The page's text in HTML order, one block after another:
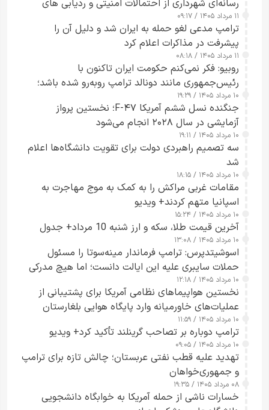
رسانه‌ای شهرداری از احتمالات امنیتی و ردیابی های
جاسوسی گفت
۱۱ مرداد ۱۴۰۵ / ۰۹:۱۷
ترامپ مدعی لغو حمله به ایران شد و دلیل آن را
پیشرفت در مذاکرات اعلام کرد
۱۱ مرداد ۱۴۰۵ / ۰۸:۱۸
روبیو: فکر نمی‌کنم حکومت ایران تاکنون با
رئیس‌جمهوری مانند دونالد ترامپ روبه‌رو شده باشد؛
کسی که واقعاً دست به اقدام می‌زند
۱۰ مرداد ۱۴۰۵ / ۱۹:۲۹
جنگنده نسل ششم آمریکا F-۴۷؛ نخستین پرواز
آزمایشی در سال ۲۰۲۸ انجام می‌شود
۱۰ مرداد ۱۴۰۵ / ۱۹:۱۱
سه تصمیم راهبردی دولت برای تقویت دانشگاه‌ها اعلام
شد
۱۰ مرداد ۱۴۰۵ / ۱۸:۱۵
مقامات غربی مراکش را به کمک به موج مهاجرت به
اسپانیا متهم کردند+ ویدیو
۱۰ مرداد ۱۴۰۵ / ۱۵:۲۴
آخرین قیمت طلا، سکه و ارز شنبه 10 مرداد+ جدول
۱۰ مرداد ۱۴۰۵ / ۱۳:۰۸
اسوشیتدپرس: ترامپ فرماندار مینه‌سوتا را مسئول
حملات سایبری علیه این ایالت دانست؛ اما هیچ مدرکی
ارائه نکرد
۱۰ مرداد ۱۴۰۵ / ۱۲:۱۸
نخستین هواپیماهای نظامی آمریکا برای پشتیبانی از
عملیات‌های خاورمیانه وارد پایگاه هوایی بلغارستان
شدند
۱۰ مرداد ۱۴۰۵ / ۱۱:۵۹
ترامپ دوباره بر تصاحب گرینلند تأکید کرد+ ویدیو
۱۰ مرداد ۱۴۰۵ / ۰۹:۰۵
تهدید علیه قطب نفتی عربستان؛ چالش تازه برای ترامپ
و جمهوری‌خواهان
۰۸ مرداد ۱۴۰۵ / ۱۹:۳۵
خسارات ناشی از حمله آمریکا به خوابگاه دانشجویی